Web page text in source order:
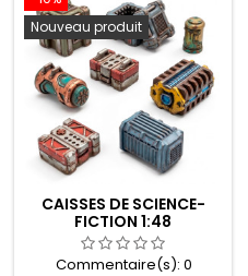
Nouveau produit
CAISSES DE SCIENCE-
FICTION 1:48
Commentaire(s): 0